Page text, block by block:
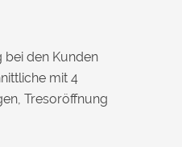
bei den Kunden
mit 4
Tresoröffnung